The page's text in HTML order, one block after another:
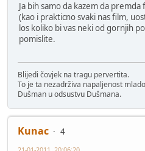
Ja bih samo da kazem da
(kao i prakticno svaki nas film,
los koliko bi vas neki od gornjih
pomislite.
Blijedi čovjek na tragu pervertita.
To je ta nezadrživa napaljenost
Dušman u odsustvu Dušmana.
Kunac
4